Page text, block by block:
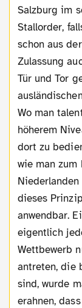
Salzburg im
Stallorder,
schon aus
Zulassung
Tür und Tor
Wo man
höherem
dort zu
wie man
dieses
anwendbar.
eigentlich
Wettbewerb
antreten, die
sind, wurde
erahnen,